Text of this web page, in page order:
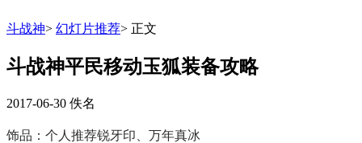
斗战神> 幻灯片推荐> 正文
斗战神平民移动玉狐装备攻略
2017-06-30 佚名
饰品：个人推荐锐牙印、万年真冰